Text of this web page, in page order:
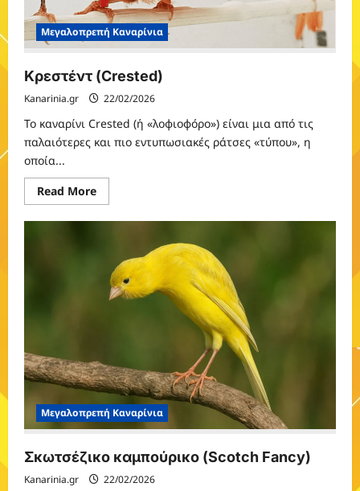
Μεγαλοπρεπή Καναρίνια
Κρεστέντ (Crested)
Kanarinia.gr 22/02/2026
Το καναρίνι Crested (ή «λοφιοφόρο») είναι μια από τις
παλαιότερες και πιο εντυπωσιακές ράτσες «τύπου», η
οποία...
Read MoreRead
more
Κρεστέντ
Μεγαλοπρεπή Καναρίνια
Σκωτσέζικο καμπούρικο (Scotch Fancy)
Kanarinia.gr 22/02/2026